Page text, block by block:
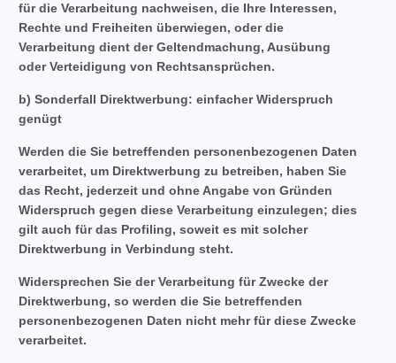
für die Verarbeitung nachweisen, die Ihre Interessen,
Rechte und Freiheiten überwiegen, oder die
Verarbeitung dient der Geltendmachung, Ausübung
oder Verteidigung von Rechtsansprüchen.
b) Sonderfall Direktwerbung: einfacher Widerspruch
genügt
Werden die Sie betreffenden personenbezogenen Daten
verarbeitet, um Direktwerbung zu betreiben, haben Sie
das Recht, jederzeit und ohne Angabe von Gründen
Widerspruch gegen diese Verarbeitung einzulegen; dies
gilt auch für das Profiling, soweit es mit solcher
Direktwerbung in Verbindung steht.
Widersprechen Sie der Verarbeitung für Zwecke der
Direktwerbung, so werden die Sie betreffenden
personenbezogenen Daten nicht mehr für diese Zwecke
verarbeitet.